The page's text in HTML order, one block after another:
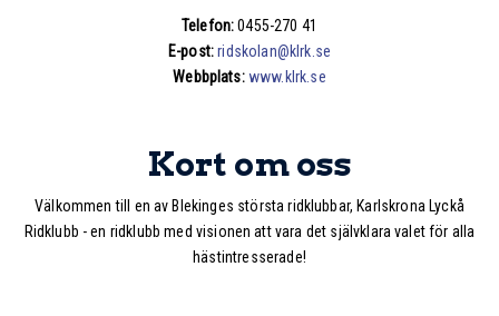
Telefon:0455-270 41
E-post: ridskolan@klrk.se
Webbplats:www.klrk.se
Kort om oss
Välkommen till en av Blekinges största ridklubbar, Karlskrona Lyckå
Ridklubb - en ridklubb med visionen att vara det självklara valet för alla
hästintresserade!